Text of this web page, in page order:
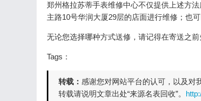
郑州格拉苏蒂手表维修中心不仅提供上述方
主路10号华润大厦29层的店面进行维修；也
无论您选择哪种方式送修，请记得在寄送之
Tags：
转载： 感谢您对网站平台的认可，以及对
转载请说明文章出处“来源名表回收”。